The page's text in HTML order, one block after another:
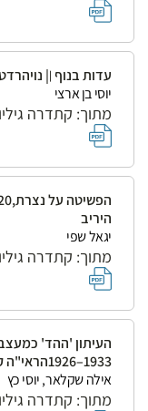
עדות בנוף ׀|
יוסי בן ארצי
מתוך: קתדרה גיליון
היריב
יגאל שפי
מתוך: קתדרה גיליון
העיתון 'ההד'
1933–1926הראי"ה קוק
אילה שקלאר, יוסי כץ
מתוך: קתדרה גיליון